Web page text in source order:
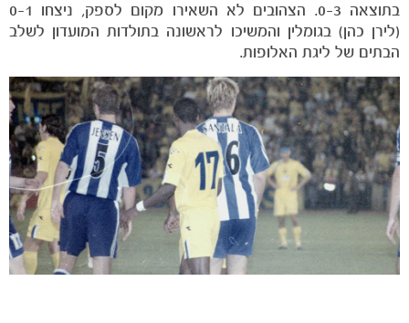
בתוצאה 0-3. הצהובים לא השאירו מקום לספק, ניצחו 0-1
(לירן כהן) בגומלין והמשיכו לראשונה בתולדות המועדון לשלב
הבתים של ליגת האלופות.